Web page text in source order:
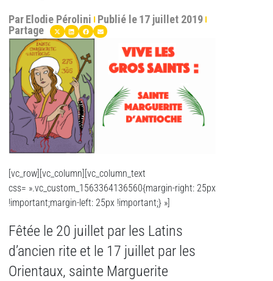
ParElodie Pérolini Publié le17 juillet 2019
Partage
[vc_row][vc_column][vc_column_text
css= ».vc_custom_1563364136560{margin-right: 25px
!important;margin-left: 25px !important;} »]
Fêtée le 20 juillet par les Latins
d’ancien rite et le 17 juillet par les
Orientaux, sainte Marguerite